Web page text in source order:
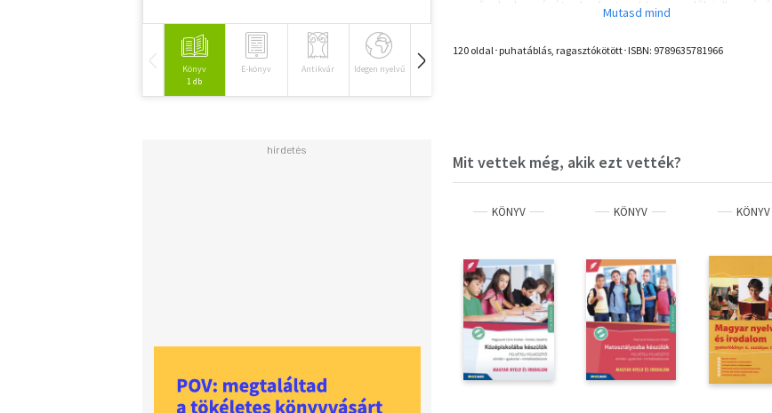
Könyv
1 db
E-könyv Antikvár Idegen nyelvű Hangoskönyv
- a művek elemzését, a legfontosabb szereplők jellemzését;
- tanórai és otthoni használatra egyaránt alkalmas.
120 oldal･puhatáblás, ragasztókötött･ISBN: 9789635781966
Mit vettek még, akik ezt vették?
KÖNYV KÖNYV KÖNYV